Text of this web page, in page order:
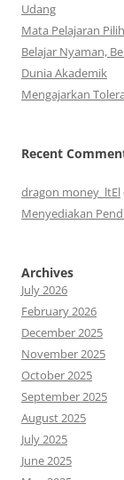
Udang
Mata Pelajaran
Belajar Nyaman,
Dunia Akademik
Mengajarkan
Recent
dragon money_ltEl
Menyediakan
Archives
July 2026
February 2026
December 2025
November 2025
October 2025
September 2025
August 2025
July 2025
June 2025